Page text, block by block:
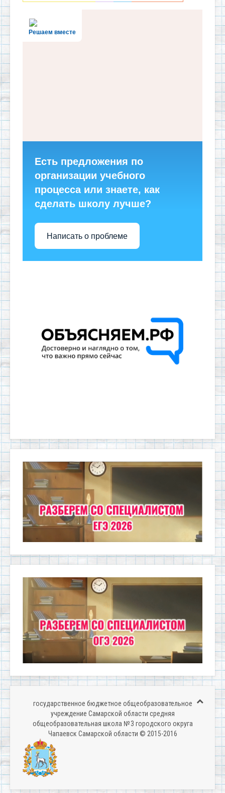
Решаем вместе
Есть предложения по
организации учебного
процесса или знаете, как
сделать школу лучше?
Написать о проблеме
государственное бюджетное общеобразовательное
учреждение Самарской области средняя
общеобразовательная школа № 3 городского округа
Чапаевск Самарской области © 2015-2016